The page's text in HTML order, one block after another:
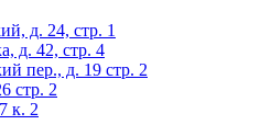
д. 24, стр. 1
д. 42, стр. 4
пер., д. 19 стр. 2
стр. 2
к. 2